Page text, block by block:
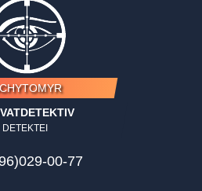
DETEKTEI
00-77